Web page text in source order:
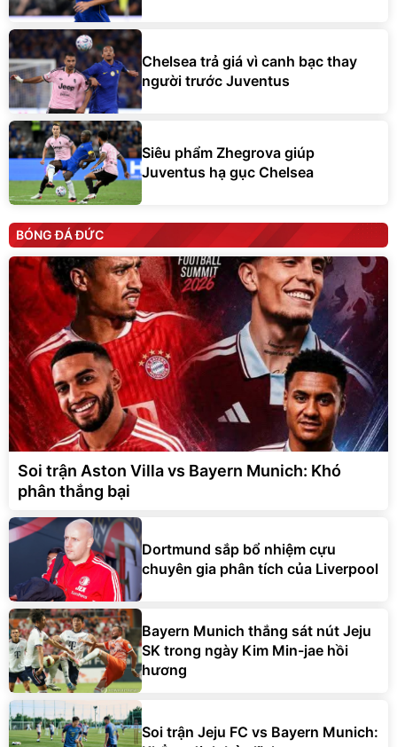
Chelsea trả giá vì canh bạc thay
người trước Juventus
Siêu phẩm Zhegrova giúp
Juventus hạ gục Chelsea
BÓNG ĐÁ ĐỨC
Soi trận Aston Villa vs Bayern Munich: Khó
phân thắng bại
Dortmund sắp bổ nhiệm cựu
chuyên gia phân tích của Liverpool
Bayern Munich thắng sát nút Jeju
SK trong ngày Kim Min-jae hồi
hương
Soi trận Jeju FC vs Bayern Munich: